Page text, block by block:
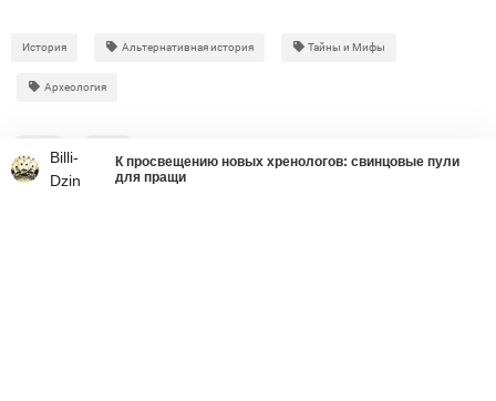
История Альтернативная история Тайны и Мифы
Археология
9Billi-
Dzin
К просвещению новых хренологов: свинцовые пули
для пращи